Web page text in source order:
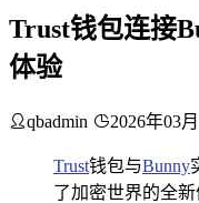
Trust钱包连接
体验
qbadmin 2026年03
Trust钱包与Bunny
了加密世界的全